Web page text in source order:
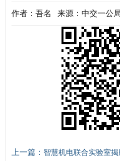
作者：吾名 来源：中交一公
上一篇： 智慧机电联合实验室